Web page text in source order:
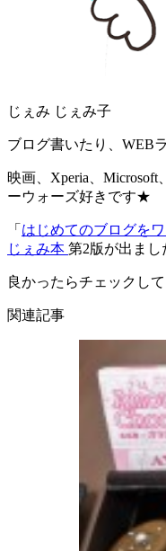
じぇみ じぇみ子
ブログ書いたり、WEB
映画、Xperia、
ーウォーズ好きです★
「 はじめてのブログを
じぇみ本 第2版が出まし
良かったらチェックし
関連記事